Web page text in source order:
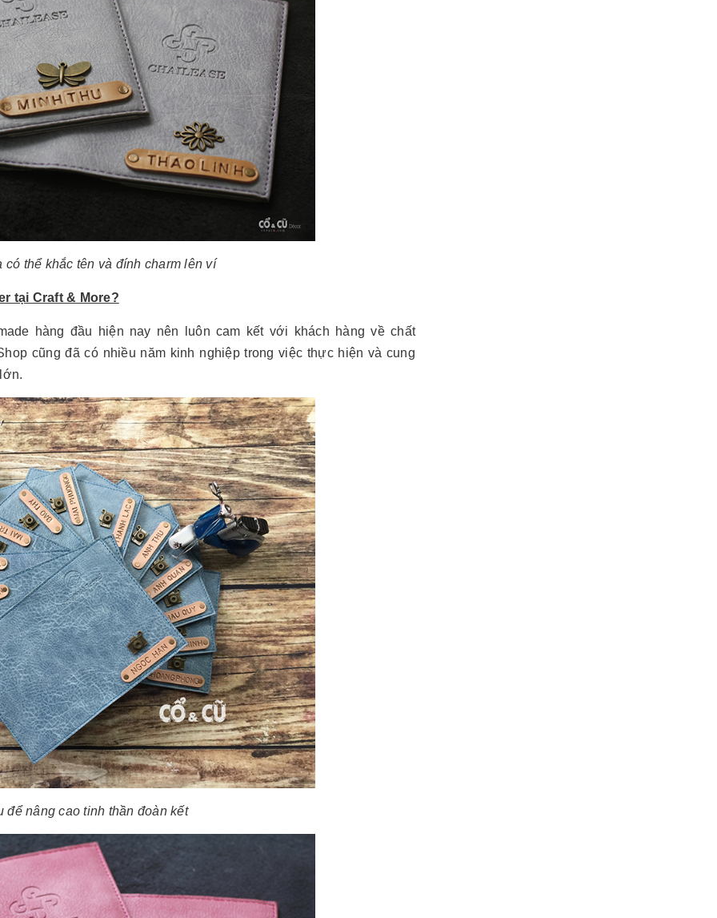
có thể khắc tên và đính charm lên ví
tại Craft & More?
hàng đầu hiện nay nên luôn cam kết với khách hàng về chất
cũng đã có nhiều năm kinh nghiệp trong việc thực hiện và cung
để nâng cao tinh thần đoàn kết